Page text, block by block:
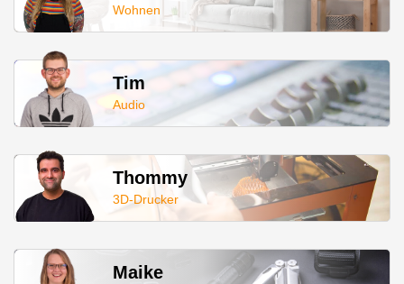
Wohnen
Tim
Audio
Thommy
3D-Drucker
Maike